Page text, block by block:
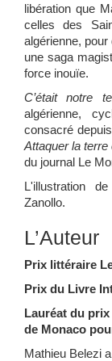
libération que
celles des
algérienne,
une saga
force inouïe.
C’était notre
algérienne,
consacré
Attaquer la terre
du journal Le
L'illustration
Zanollo.
L’Auteur
Prix littéraire
Prix du Livre
Lauréat du
de Monaco
Mathieu Belezi